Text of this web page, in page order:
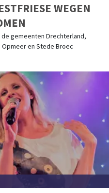
WEGEN
de gemeenten Drechterland,
en Stede Broec